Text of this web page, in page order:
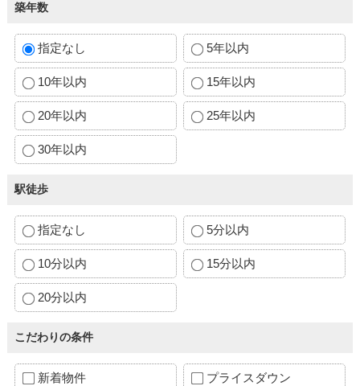
築年数
指定なし 5年以内
10年以内 15年以内
20年以内 25年以内
30年以内
駅徒歩
指定なし 5分以内
10分以内 15分以内
20分以内
こだわりの条件
新着物件 プライスダウン